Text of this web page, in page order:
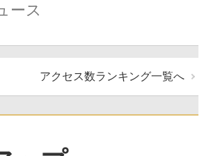
ース
アクセス数ランキング一覧へ